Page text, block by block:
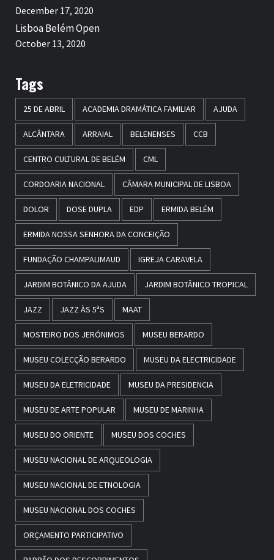
December 17, 2020
Lisboa Belém Open
October 13, 2020
Tags
25 DE ABRIL ACADEMIA DRAMÁTICA FAMILIAR AJUDA
ALCÂNTARA ARRAIAL BELENENSES CCB
CENTRO CULTURAL DE BELÉM CML
CORDOARIA NACIONAL CÂMARA MUNICIPAL DE LISBOA
DOLOR DOSE DUPLA EDP ERMIDA BELÉM
ERMIDA NOSSA SENHORA DA CONCEIÇÃO
FUNDAÇÃO CHAMPALIMAUD IGREJA CARAVELA
JARDIM BOTÂNICO DA AJUDA JARDIM BOTÂNICO TROPICAL
JAZZ JAZZ ÀS 5ªS MAAT
MOSTEIRO DOS JERÓNIMOS MUSEU BERARDO
MUSEU COLECÇÃO BERARDO MUSEU DA ELECTRICIDADE
MUSEU DA ELETRICIDADE MUSEU DA PRESIDENCIA
MUSEU DE ARTE POPULAR MUSEU DE MARINHA
MUSEU DO ORIENTE MUSEU DOS COCHES
MUSEU NACIONAL DE ARQUEOLOGIA
MUSEU NACIONAL DE ETNOLOGIA
MUSEU NACIONAL DOS COCHES
ORÇAMENTO PARTICIPATIVO